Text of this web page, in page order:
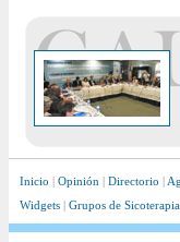
Inicio | Opinión | Directorio |
Widgets | Grupos de